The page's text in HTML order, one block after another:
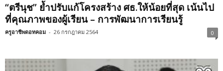
“ตรีนุช” ย้ำปรับแก้โครงสร้าง ศธ.ให้น้อยที่สุด เน้นไป
ที่คุณภาพของผู้เรียน – การพัฒนาการเรียนรู้
ครูอาชีพดอทคอม - 26 กรกฎาคม 2564 0